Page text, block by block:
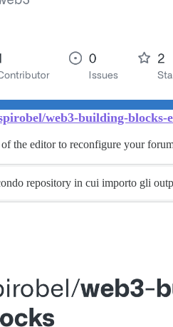
web3-building-
the editor to reconfigure your
repository in cui importo gli